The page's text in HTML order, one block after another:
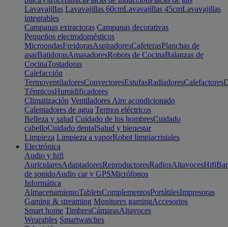
Lavavajillas Lavavajillas 60cmLavavajillas 45cmLavavajillas
integrables
Campanas extractoras Campanas decorativas
Pequeños electrodomésticos
MicroondasFreidorasAspiradoresCafeterasPlanchas de
asarBatidorasAmasadoresRobots de CocinaBalanzas de
CocinaTostadoras
Calefacción
TermoventiladoresConvectoresEstufasRadiadoresCalefactores
TérmicosHumidificadores
Climatización Ventiladores Aire acondicionado
Calentadores de agua Termos eléctricos
Belleza y salud Cuidado de los hombresCuidado
cabelloCuidado dentalSalud y bienestar
Limpieza Limpieza a vaporRobot limpiacristales
Electrónica
Audio y hifi
AuricularesAdaptadoresReproductoresRadiosAltavocesHifi
de sonidoAudio car y GPSMicrófonos
Informática
AlmacenamientoTabletsComplementosPortátilesImpresoras
Gaming & streaming Monitores gamingAccesorios
Smart home TimbresCámarasAltavoces
Wearables Smartwatches